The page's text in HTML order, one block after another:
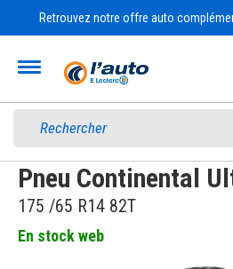
Retrouvez notre offre auto
Pneu Continental
175 /65 R14 82T
En stock web